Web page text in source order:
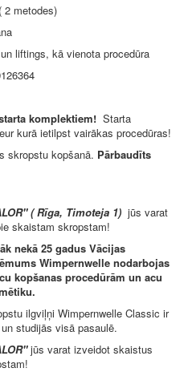
2 metodes)
liftings, kā vienota procedūra
komplektiem! Starta
kurā ietilpst vairākas procedūras!
skropstu kopšanā. Pārbaudīts
( Rīga, Timoteja 1) jūs varat
skaistam skropstam!
nekā 25 gadus Vācijas
Wimpernwelle nodarbojas
kopšanas procedūrām un acu
ilgviļņi Wimpernwelle Classic ir
studijās visā pasaulē.
jūs varat izveidot skaistus